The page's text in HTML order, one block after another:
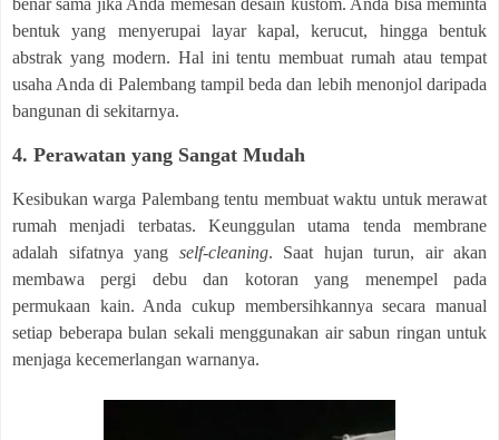
benar sama jika Anda memesan desain kustom. Anda bisa meminta
bentuk yang menyerupai layar kapal, kerucut, hingga bentuk
abstrak yang modern. Hal ini tentu membuat rumah atau tempat
usaha Anda di Palembang tampil beda dan lebih menonjol daripada
bangunan di sekitarnya.
4. Perawatan yang Sangat Mudah
Kesibukan warga Palembang tentu membuat waktu untuk merawat
rumah menjadi terbatas. Keunggulan utama tenda membrane
adalah sifatnya yang self-cleaning. Saat hujan turun, air akan
membawa pergi debu dan kotoran yang menempel pada
permukaan kain. Anda cukup membersihkannya secara manual
setiap beberapa bulan sekali menggunakan air sabun ringan untuk
menjaga kecemerlangan warnanya.